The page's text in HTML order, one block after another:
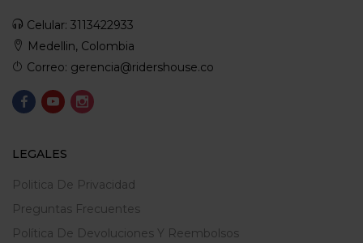
Celular: 3113422933
Medellin, Colombia
Correo: gerencia@ridershouse.co
LEGALES
Politica De Privacidad
Preguntas Frecuentes
Política De Devoluciones Y Reembolsos